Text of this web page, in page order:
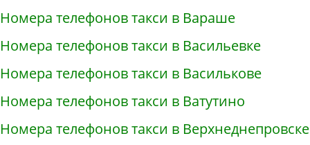
Номера телефонов такси в Вараше
Номера телефонов такси в Васильевке
Номера телефонов такси в Василькове
Номера телефонов такси в Ватутино
Номера телефонов такси в Верхнеднепровске